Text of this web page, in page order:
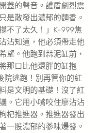
蓋的聲音。護盾劇烈震
是散發出濃郁的麵香。
不了太久！」K-999焦
沾知道，他必須帶走他
望。他跑到蒜泥缸前，
那口比他還胖的缸抱
院逃跑！別再管你的紅
是文明的基礎！沒了紅
。它用小嘴咬住廖沾沾
杞推進器。推進器發出
一股濃郁的蔘味爆發。